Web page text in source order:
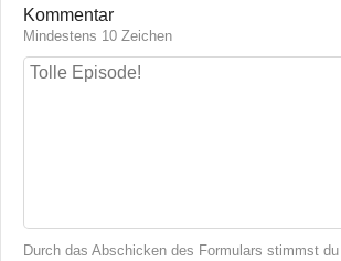
Kommentar
Mindestens 10 Zeichen
Durch das Abschicken des Formulars stimmst